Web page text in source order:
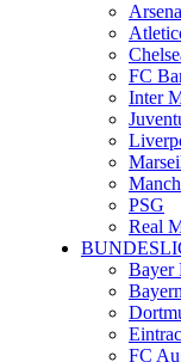
FC
Inter
PSG
Real
Bayer
FC